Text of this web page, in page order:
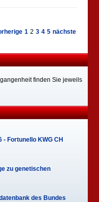
1 2 3 4 5 nächste
finden Sie jeweils
Fortunello KWG CH
zu genetischen
des Bundes